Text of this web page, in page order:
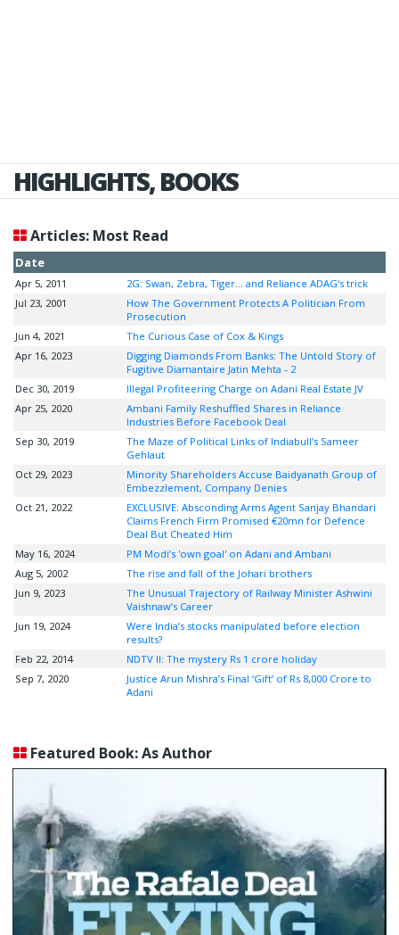
HIGHLIGHTS, BOOKS
Articles: Most Read
Date
Apr 5, 2011
2G: Swan, Zebra, Tiger... and Reliance ADAG's trick
Jul 23, 2001
How The Government Protects A Politician From
Prosecution
Jun 4, 2021
The Curious Case of Cox & Kings
Apr 16, 2023
Digging Diamonds From Banks: The Untold Story of
Fugitive Diamantaire Jatin Mehta - 2
Dec 30, 2019
Illegal Profiteering Charge on Adani Real Estate JV
Apr 25, 2020
Ambani Family Reshuffled Shares in Reliance
Industries Before Facebook Deal
Sep 30, 2019
The Maze of Political Links of Indiabull’s Sameer
Gehlaut
Oct 29, 2023
Minority Shareholders Accuse Baidyanath Group of
Embezzlement, Company Denies
Oct 21, 2022
EXCLUSIVE: Absconding Arms Agent Sanjay Bhandari
Claims French Firm Promised €20mn for Defence
Deal But Cheated Him
May 16, 2024
PM Modi’s 'own goal' on Adani and Ambani
Aug 5, 2002
The rise and fall of the Johari brothers
Jun 9, 2023
The Unusual Trajectory of Railway Minister Ashwini
Vaishnaw’s Career
Jun 19, 2024
Were India’s stocks manipulated before election
results?
Feb 22, 2014
NDTV II: The mystery Rs 1 crore holiday
Sep 7, 2020
Justice Arun Mishra’s Final ‘Gift’ of Rs 8,000 Crore to
Adani
Featured Book: As Author